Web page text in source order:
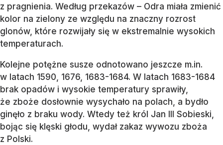
z pragnienia. Według przekazów – Odra miała zmienić
kolor na zielony ze względu na znaczny rozrost
glonów, które rozwijały się w ekstremalnie wysokich
temperaturach.
Kolejne potężne susze odnotowano jeszcze m.in.
w latach 1590, 1676, 1683-1684. W latach 1683-1684
brak opadów i wysokie temperatury sprawiły,
że zboże dosłownie wysychało na polach, a bydło
ginęło z braku wody. Wtedy też król Jan III Sobieski,
bojąc się klęski głodu, wydał zakaz wywozu zboża
z Polski.